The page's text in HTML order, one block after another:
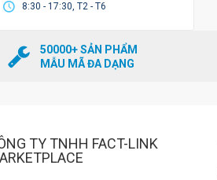
8:30 - 17:30, T2 - T6
50000+ SẢN PHẨM
MẪU MÃ ĐA DẠNG
TY TNHH FACT-LINK